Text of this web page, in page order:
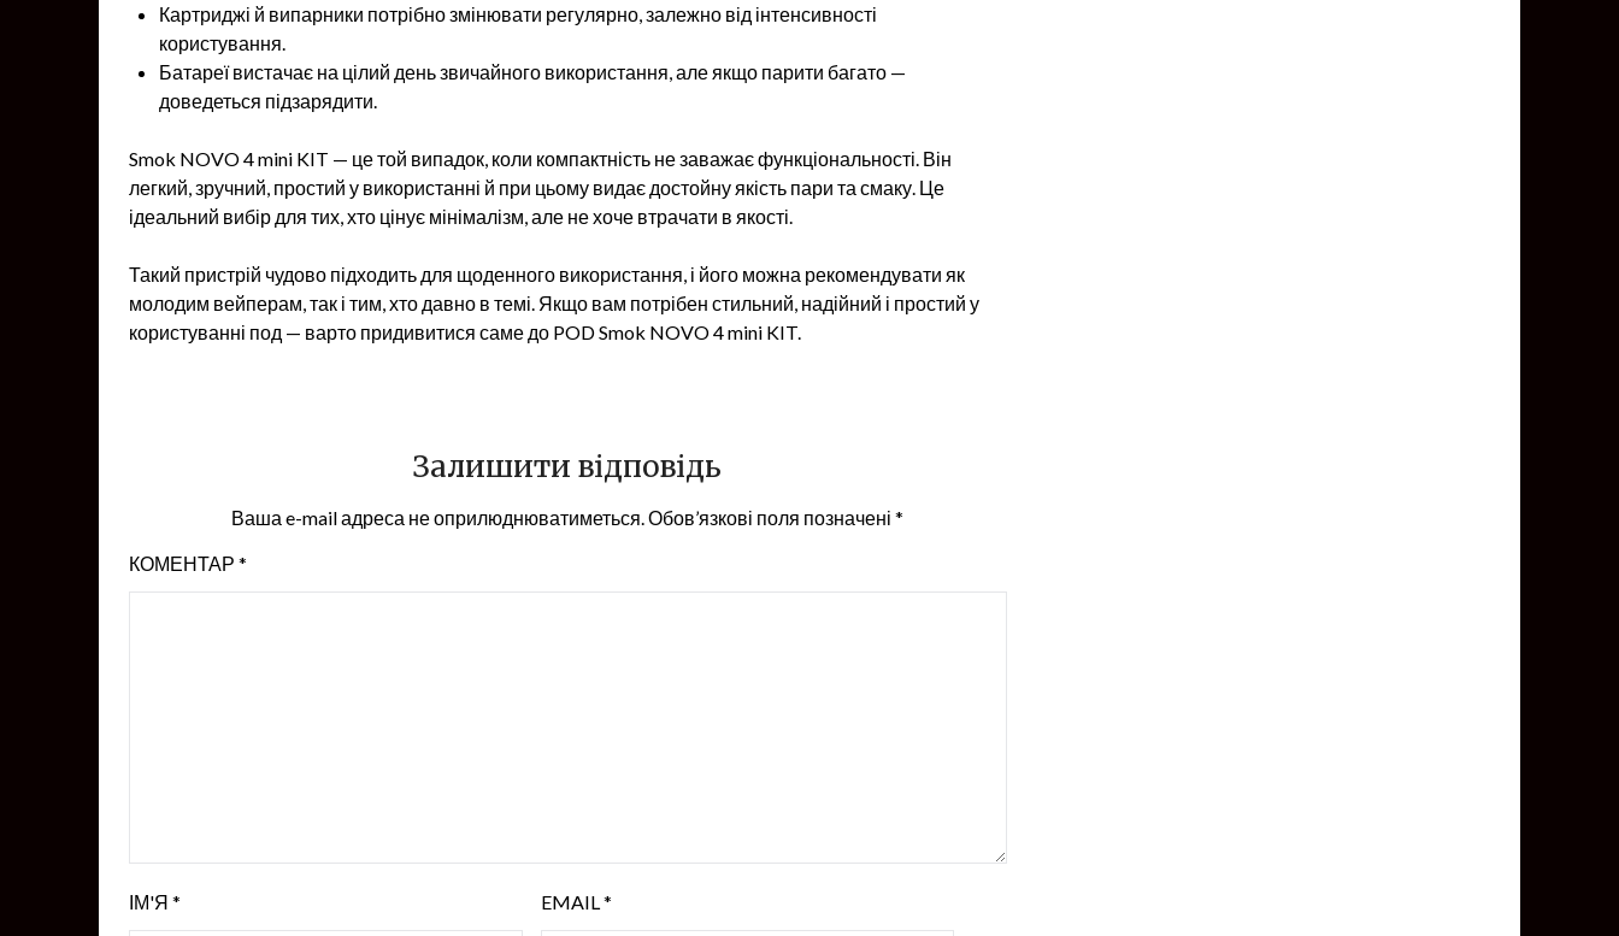
Картриджі й випарники потрібно змінювати регулярно, залежно від інтенсивності
користування.
Батареї вистачає на цілий день звичайного використання, але якщо парити багато —
доведеться підзарядити.
Smok NOVO 4 mini KIT — це той випадок, коли компактність не заважає функціональності. Він
легкий, зручний, простий у використанні й при цьому видає достойну якість пари та смаку. Це
ідеальний вибір для тих, хто цінує мінімалізм, але не хоче втрачати в якості.
Такий пристрій чудово підходить для щоденного використання, і його можна рекомендувати як
молодим вейперам, так і тим, хто давно в темі. Якщо вам потрібен стильний, надійний і простий у
користуванні под — варто придивитися саме до POD Smok NOVO 4 mini KIT.
Залишити відповідь
Ваша e-mail адреса не оприлюднюватиметься. Обов’язкові поля позначені*
КОМЕНТАР *
ІМ'Я * EMAIL *